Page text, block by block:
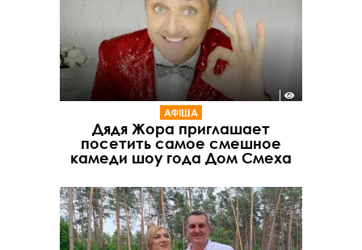
АФІША
Дядя Жора приглашает
посетить самое смешное
камеди шоу года Дом Смеха